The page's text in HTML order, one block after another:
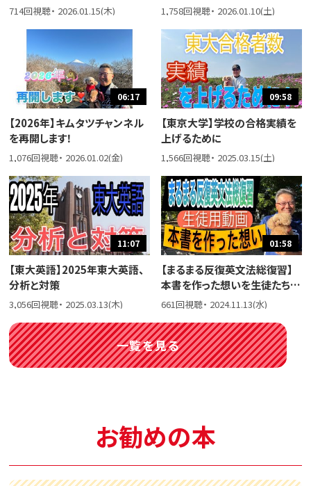
714回視聴・ 2026.01.15(木) 1,758回視聴・ 2026.01.10(土)
06:17
【2026年】キムタツチャンネル
を再開します！
1,076回視聴・ 2026.01.02(金)
09:58
【東京大学】学校の合格実績を
上げるために
1,566回視聴・ 2025.03.15(土)
11:07
【東大英語】2025年東大英語、
分析と対策
3,056回視聴・ 2025.03.13(木)
01:58
【まるまる反復英文法総復習】
本書を作った想いを生徒たちに
話しました。
661回視聴・ 2024.11.13(水)
一覧を見る
お勧めの本